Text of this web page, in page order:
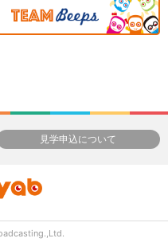
見学申込について